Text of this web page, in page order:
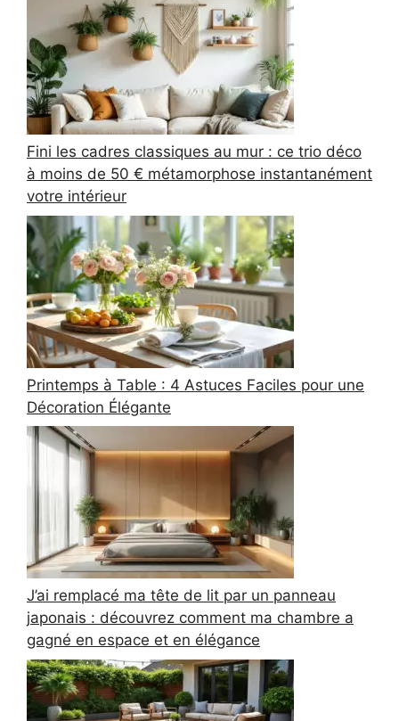
Fini les cadres classiques au mur : ce trio déco
à moins de 50 € métamorphose instantanément
votre intérieur
Printemps à Table : 4 Astuces Faciles pour une
Décoration Élégante
J’ai remplacé ma tête de lit par un panneau
japonais : découvrez comment ma chambre a
gagné en espace et en élégance